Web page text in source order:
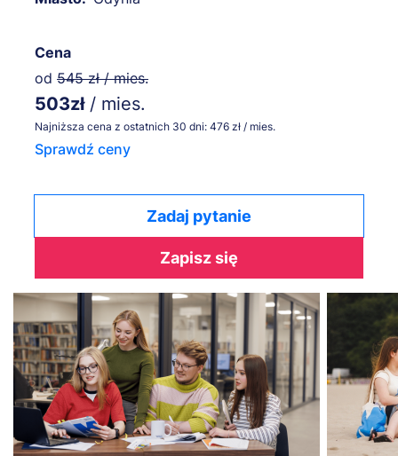
Cena
od 545 zł / mies.
503zł / mies.
Najniższa cena z ostatnich 30 dni: 476 zł / mies.
Sprawdź ceny
Zadaj pytanie
Zapisz się